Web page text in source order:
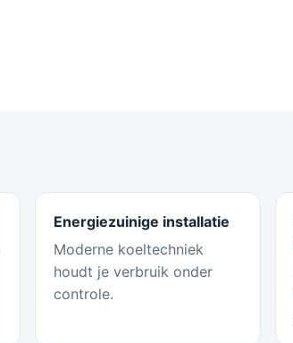
Energiezuinige installatie
Moderne koeltechniek
houdt je verbruik onder
controle.